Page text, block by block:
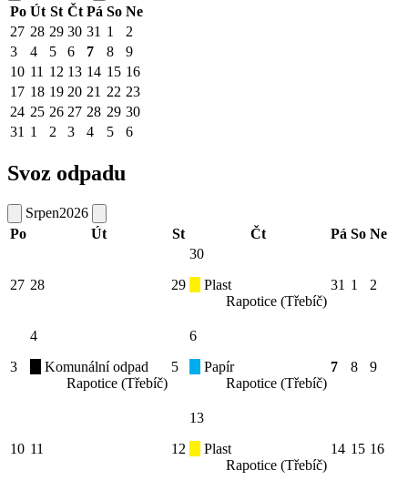
Po Út St Čt Pá So Ne
27 28 29 30 31 1
2
3
4 5 6 7 8
9
10 11 12 13 14 15 16
17 18 19 20 21 22 23
24 25 26 27 28 29 30
31 1 2 3 4 5 6
Svoz odpadu
Srpen2026
Po
Út St Čt Pá So Ne
27 28 29
30
Plast
Rapotice (Třebíč)
31 1 2
3
4
Komunální odpad
Rapotice (Třebíč)
5
6
Papír
Rapotice (Třebíč)
7 8 9
10 11 12
13
Plast
Rapotice (Třebíč)
14 15 16